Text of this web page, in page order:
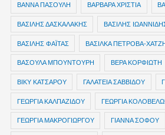
ΒΑΝΝΑ ΠΑΣΟΥΛΗ ΒΑΡΒΑΡΑ ΧΡΙΣΤΙΑ
ΒΑΣΙΛΗΣ ΔΑΣΚΑΛΑΚΗΣ ΒΑΣΙΛΗΣ
ΒΑΣΙΛΗΣ ΦΑΪΤΑΣ ΒΑΣΙΛΚΑ ΠΕΤΡΟΒΑ-
ΒΑΣΟΥΛΑ ΜΠΟΥΝΤΟΥΡΗ ΒΕΡΑ ΚΟΡΦΙΩΤΗ
ΒΙΚΥ ΚΑΤΣΑΡΟΥ ΓΑΛΑΤΕΙΑ ΣΑΒΒΙΔΟΥ
ΓΕΩΡΓΙΑ ΚΑΛΠΑΖΙΔΟΥ ΓΕΩΡΓΙΑ
ΓΕΩΡΓΙΑ ΜΑΚΡΟΓΙΩΡΓΟΥ ΓΙΑΝΝΑ ΣΟΦΟΥ